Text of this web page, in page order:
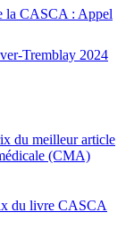
la CASCA : Appel
Tremblay 2024
du meilleur article
(CMA)
du livre CASCA